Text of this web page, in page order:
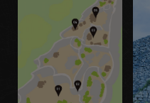
しかし、運命はいたずらだ
なった。勝者となった中山
国を立ち上げることになる
に王族の中から「監守」を